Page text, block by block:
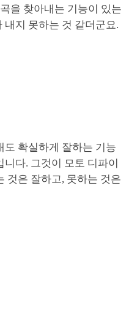
을 찾아내는 기능이 있는
내지 못하는 것 같더군요.
도 확실하게 잘하는 기능
다. 그것이 모토 디파이
것은 잘하고, 못하는 것은